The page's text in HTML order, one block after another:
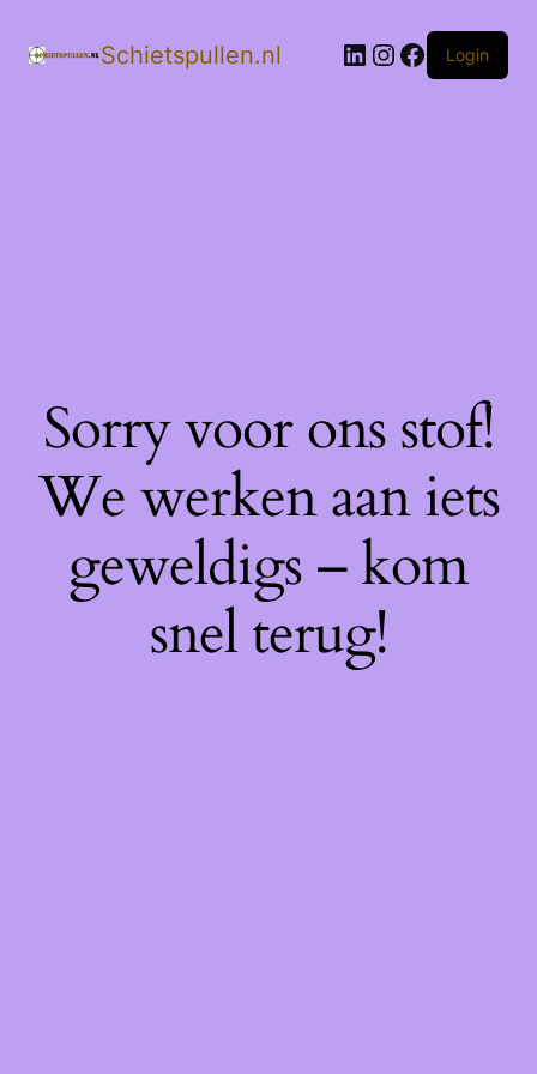
Schietspullen.nl LinkedIn
Instagram
Facebook
Login
Sorry voor ons stof!
We werken aan iets
geweldigs – kom
snel terug!